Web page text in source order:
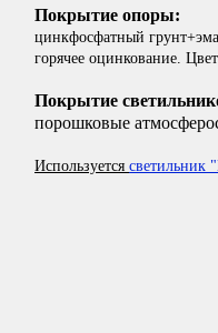
Покрытие опоры:
цинкфосфатный
горячее оцинкование.
Покрытие
порошковые
Используется светильник